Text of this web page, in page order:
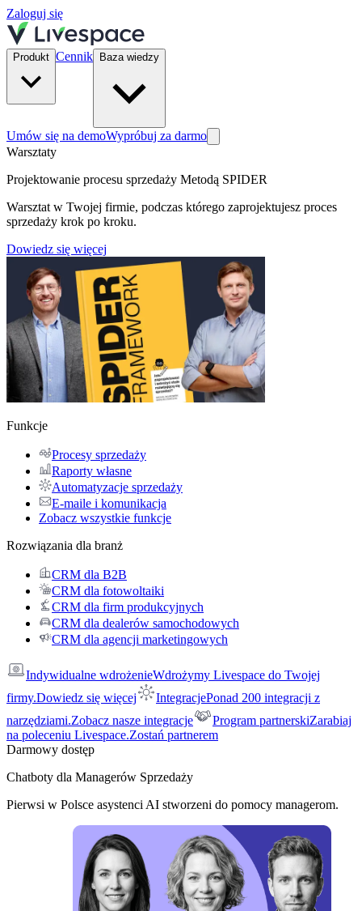
Zaloguj się
Produkt Cennik Baza wiedzy
Umów się na demoWypróbuj za darmo
Warsztaty
Projektowanie procesu sprzedaży Metodą SPIDER
Warsztat w Twojej firmie, podczas którego zaprojektujesz proces
sprzedaży krok po kroku.
Dowiedz się więcej
Funkcje
Procesy sprzedaży
Raporty własne
Automatyzacje sprzedaży
E-maile i komunikacja
Zobacz wszystkie funkcje
Rozwiązania dla branż
CRM dla B2B
CRM dla fotowoltaiki
CRM dla firm produkcyjnych
CRM dla dealerów samochodowych
CRM dla agencji marketingowych
Indywidualne wdrożenieWdrożymy Livespace do Twojej
firmy.Dowiedz się więcej IntegracjePonad 200 integracji z
narzędziami.Zobacz nasze integracje Program partnerskiZarabiaj
na poleceniu Livespace.Zostań partnerem
Darmowy dostęp
Chatboty dla Managerów Sprzedaży
Pierwsi w Polsce asystenci AI stworzeni do pomocy managerom.